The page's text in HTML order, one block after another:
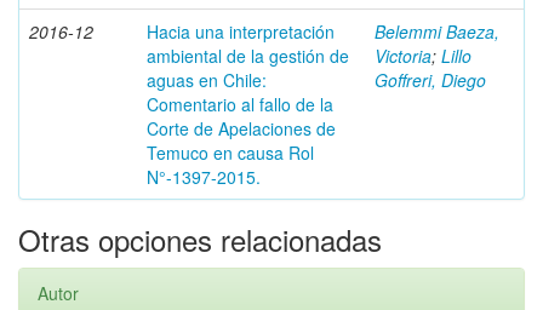
2016-12
Hacia una interpretación
ambiental de la gestión de
aguas en Chile:
Comentario al fallo de la
Corte de Apelaciones de
Temuco en causa Rol
N°-1397-2015.
Belemmi Baeza,
Victoria; Lillo
Goffreri, Diego
Otras opciones relacionadas
Autor